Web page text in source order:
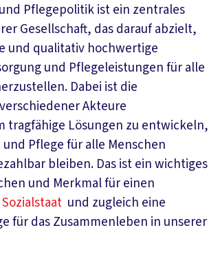
Pflegepolitik ist ein zentrales
Gesellschaft, das darauf abzielt,
und qualitativ hochwertige
und Pflegeleistungen für alle
Dabei ist die
Akteure
tragfähige Lösungen zu entwickeln,
Pflege für alle Menschen
bleiben. Das ist ein wichtiges
und Merkmal für einen
Sozialstaat und zugleich eine
für das Zusammenleben in unserer